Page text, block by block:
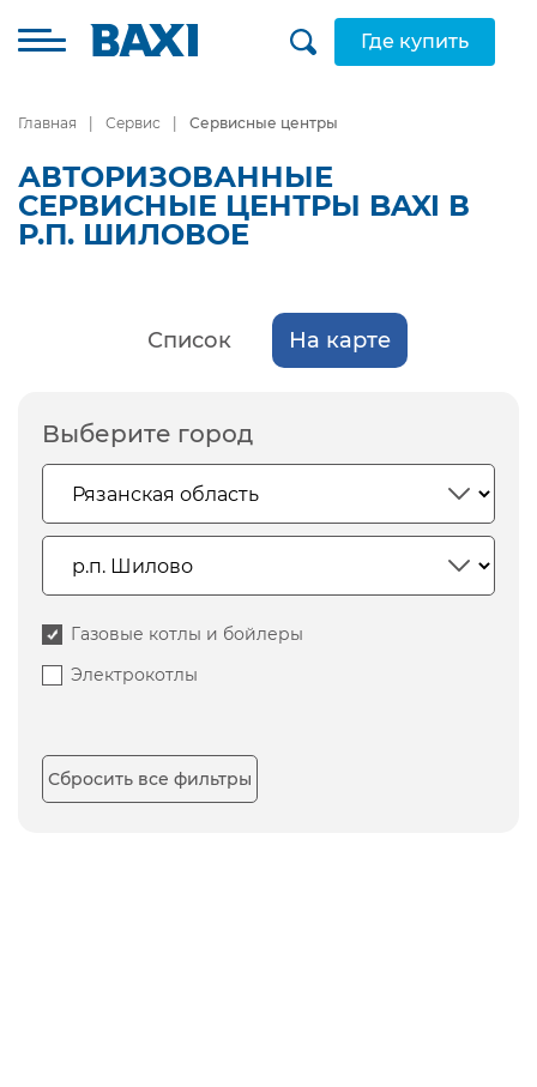
Где купить
Главная Сервис Сервисные центры
АВТОРИЗОВАННЫЕ
СЕРВИСНЫЕ ЦЕНТРЫ BAXI В
Р.П. ШИЛОВОЕ
Список На карте
Выберите город
Газовые котлы и бойлеры
Электрокотлы
Сбросить все фильтры